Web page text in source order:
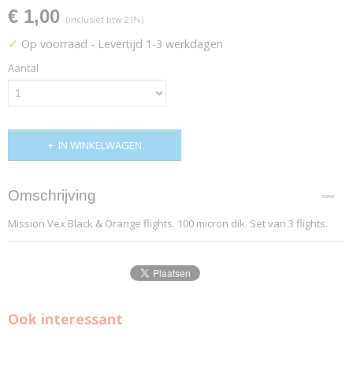
€ 1,00 (inclusief btw 21%)
✓ Op voorraad - Levertijd 1-3 werkdagen
Aantal
IN WINKELWAGEN
Omschrijving
Mission Vex Black & Orange flights. 100 micron dik. Set van 3 flights.
Ook interessant